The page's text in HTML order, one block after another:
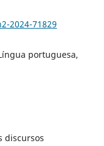
2024-71829
portuguesa,
discursos